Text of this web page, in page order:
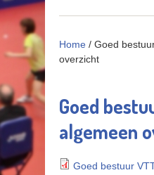
Home / Goed
overzicht
Goed
algemeen
Goed bestuur